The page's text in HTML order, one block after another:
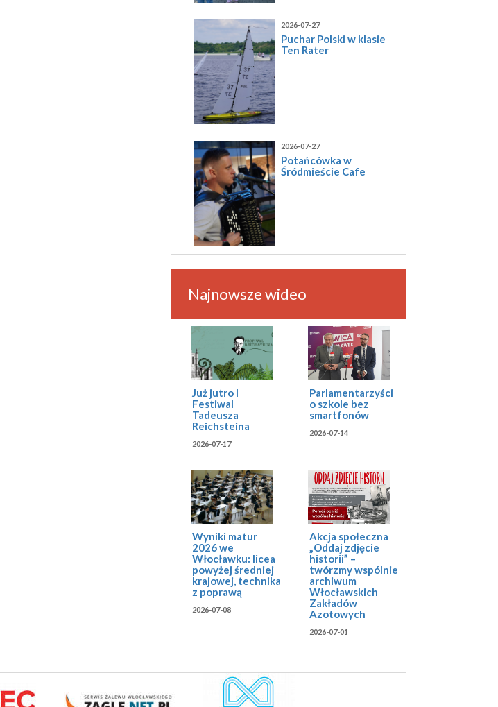
2026-07-27
Puchar Polski w klasie
Ten Rater
2026-07-27
Potańcówka w
Śródmieście Cafe
Najnowsze wideo
Już jutro I
Festiwal
Tadeusza
Reichsteina
2026-07-17
Parlamentarzyści
o szkole bez
smartfonów
2026-07-14
Wyniki matur
2026 we
Włocławku: licea
powyżej średniej
krajowej, technika
z poprawą
2026-07-08
Akcja społeczna
„Oddaj zdjęcie
historii” –
twórzmy wspólnie
archiwum
Włocławskich
Zakładów
Azotowych
2026-07-01